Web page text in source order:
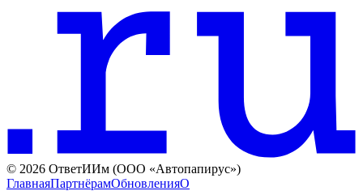
© 2026 ОтветИИм (ООО «Автопапирус»)
ГлавнаяПартнёрамОбновленияО